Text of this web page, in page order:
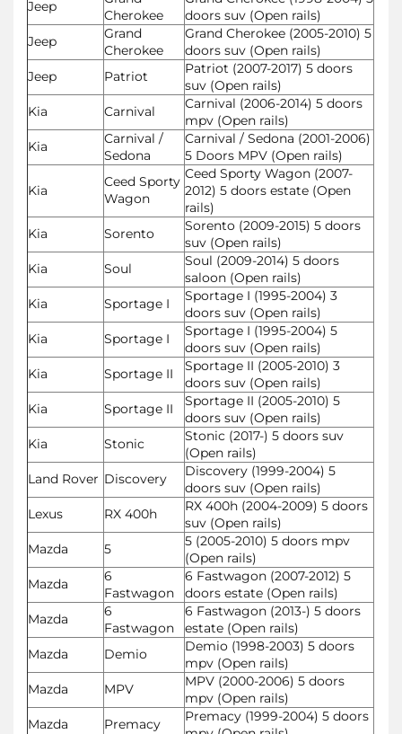
Jeep
Cherokee
doors suv (Open rails)
Jeep
Grand
Cherokee
Grand Cherokee (2005-2010) 5
doors suv (Open rails)
Jeep
Patriot
Patriot (2007-2017) 5 doors
suv (Open rails)
Kia
Carnival
Carnival (2006-2014) 5 doors
mpv (Open rails)
Kia
Carnival /
Sedona
Carnival / Sedona (2001-2006)
5 Doors MPV (Open rails)
Kia
Ceed Sporty
Wagon
Ceed Sporty Wagon (2007-
2012) 5 doors estate (Open
rails)
Kia
Sorento
Sorento (2009-2015) 5 doors
suv (Open rails)
Kia
Soul
Soul (2009-2014) 5 doors
saloon (Open rails)
Kia
Sportage I
Sportage I (1995-2004) 3
doors suv (Open rails)
Kia
Sportage I
Sportage I (1995-2004) 5
doors suv (Open rails)
Kia
Sportage II
Sportage II (2005-2010) 3
doors suv (Open rails)
Kia
Sportage II
Sportage II (2005-2010) 5
doors suv (Open rails)
Kia
Stonic
Stonic (2017-) 5 doors suv
(Open rails)
Land Rover Discovery
Discovery (1999-2004) 5
doors suv (Open rails)
Lexus
RX 400h
RX 400h (2004-2009) 5 doors
suv (Open rails)
Mazda
5
5 (2005-2010) 5 doors mpv
(Open rails)
Mazda
6
Fastwagon
6 Fastwagon (2007-2012) 5
doors estate (Open rails)
Mazda
6
Fastwagon
6 Fastwagon (2013-) 5 doors
estate (Open rails)
Mazda
Demio
Demio (1998-2003) 5 doors
mpv (Open rails)
Mazda
MPV
MPV (2000-2006) 5 doors
mpv (Open rails)
Mazda
Premacy
Premacy (1999-2004) 5 doors